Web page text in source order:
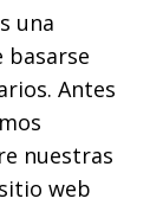
una
Antes
nuestras
web